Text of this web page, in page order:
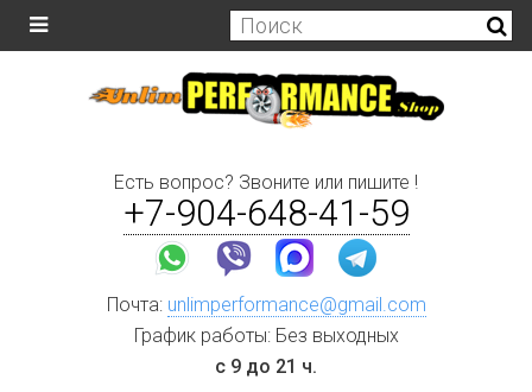
Есть вопрос? Звоните или пишите !
+7-904-648-41-59
Почта: unlimperformance@gmail.com
График работы: Без выходных
с 9 до 21 ч.